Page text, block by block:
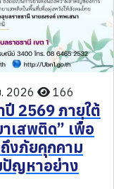
2026 166
2569 ภายใต้
เสพติด” เพื่อ
งภัยคุกคาม
ปัญหาอย่าง